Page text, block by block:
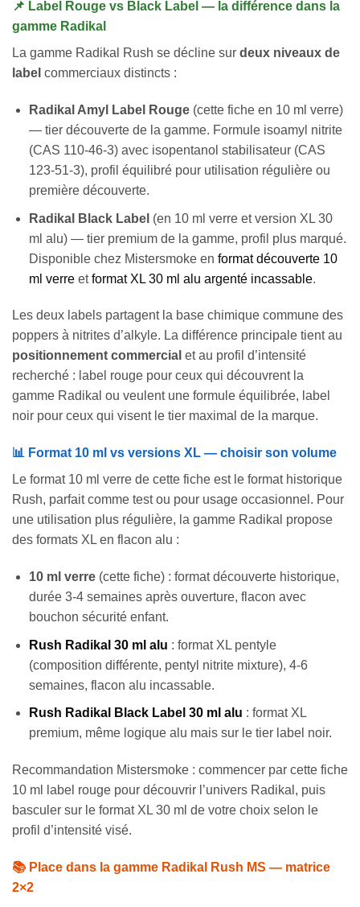
📌 Label Rouge vs Black Label — la différence dans la
gamme Radikal
La gamme Radikal Rush se décline sur deux niveaux de
label commerciaux distincts :
Radikal Amyl Label Rouge(cette fiche en 10 ml verre)
— tier découverte de la gamme. Formule isoamyl nitrite
(CAS 110-46-3) avec isopentanol stabilisateur (CAS
123-51-3), profil équilibré pour utilisation régulière ou
première découverte.
Radikal Black Label (en 10 ml verre et version XL 30
ml alu) — tier premium de la gamme, profil plus marqué.
Disponible chez Mistersmoke en format découverte 10
ml verreetformat XL 30 ml alu argenté incassable.
Les deux labels partagent la base chimique commune des
poppers à nitrites d’alkyle. La différence principale tient au
positionnement commercial et au profil d’intensité
recherché : label rouge pour ceux qui découvrent la
gamme Radikal ou veulent une formule équilibrée, label
noir pour ceux qui visent le tier maximal de la marque.
📊 Format 10 ml vs versions XL — choisir son volume
Le format 10 ml verre de cette fiche est le format historique
Rush, parfait comme test ou pour usage occasionnel. Pour
une utilisation plus régulière, la gamme Radikal propose
des formats XL en flacon alu :
10 ml verre(cette fiche) : format découverte historique,
durée 3-4 semaines après ouverture, flacon avec
bouchon sécurité enfant.
Rush Radikal 30 ml alu : format XL pentyle
(composition différente, pentyl nitrite mixture), 4-6
semaines, flacon alu incassable.
Rush Radikal Black Label 30 ml alu : format XL
premium, même logique alu mais sur le tier label noir.
Recommandation Mistersmoke : commencer par cette fiche
10 ml label rouge pour découvrir l’univers Radikal, puis
basculer sur le format XL 30 ml de votre choix selon le
profil d’intensité visé.
📚 Place dans la gamme Radikal Rush MS — matrice
2×2